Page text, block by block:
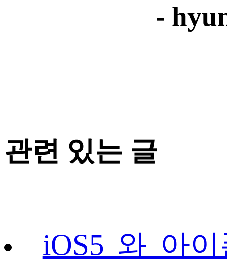
-
관련 있는 글
iOS5 와 아